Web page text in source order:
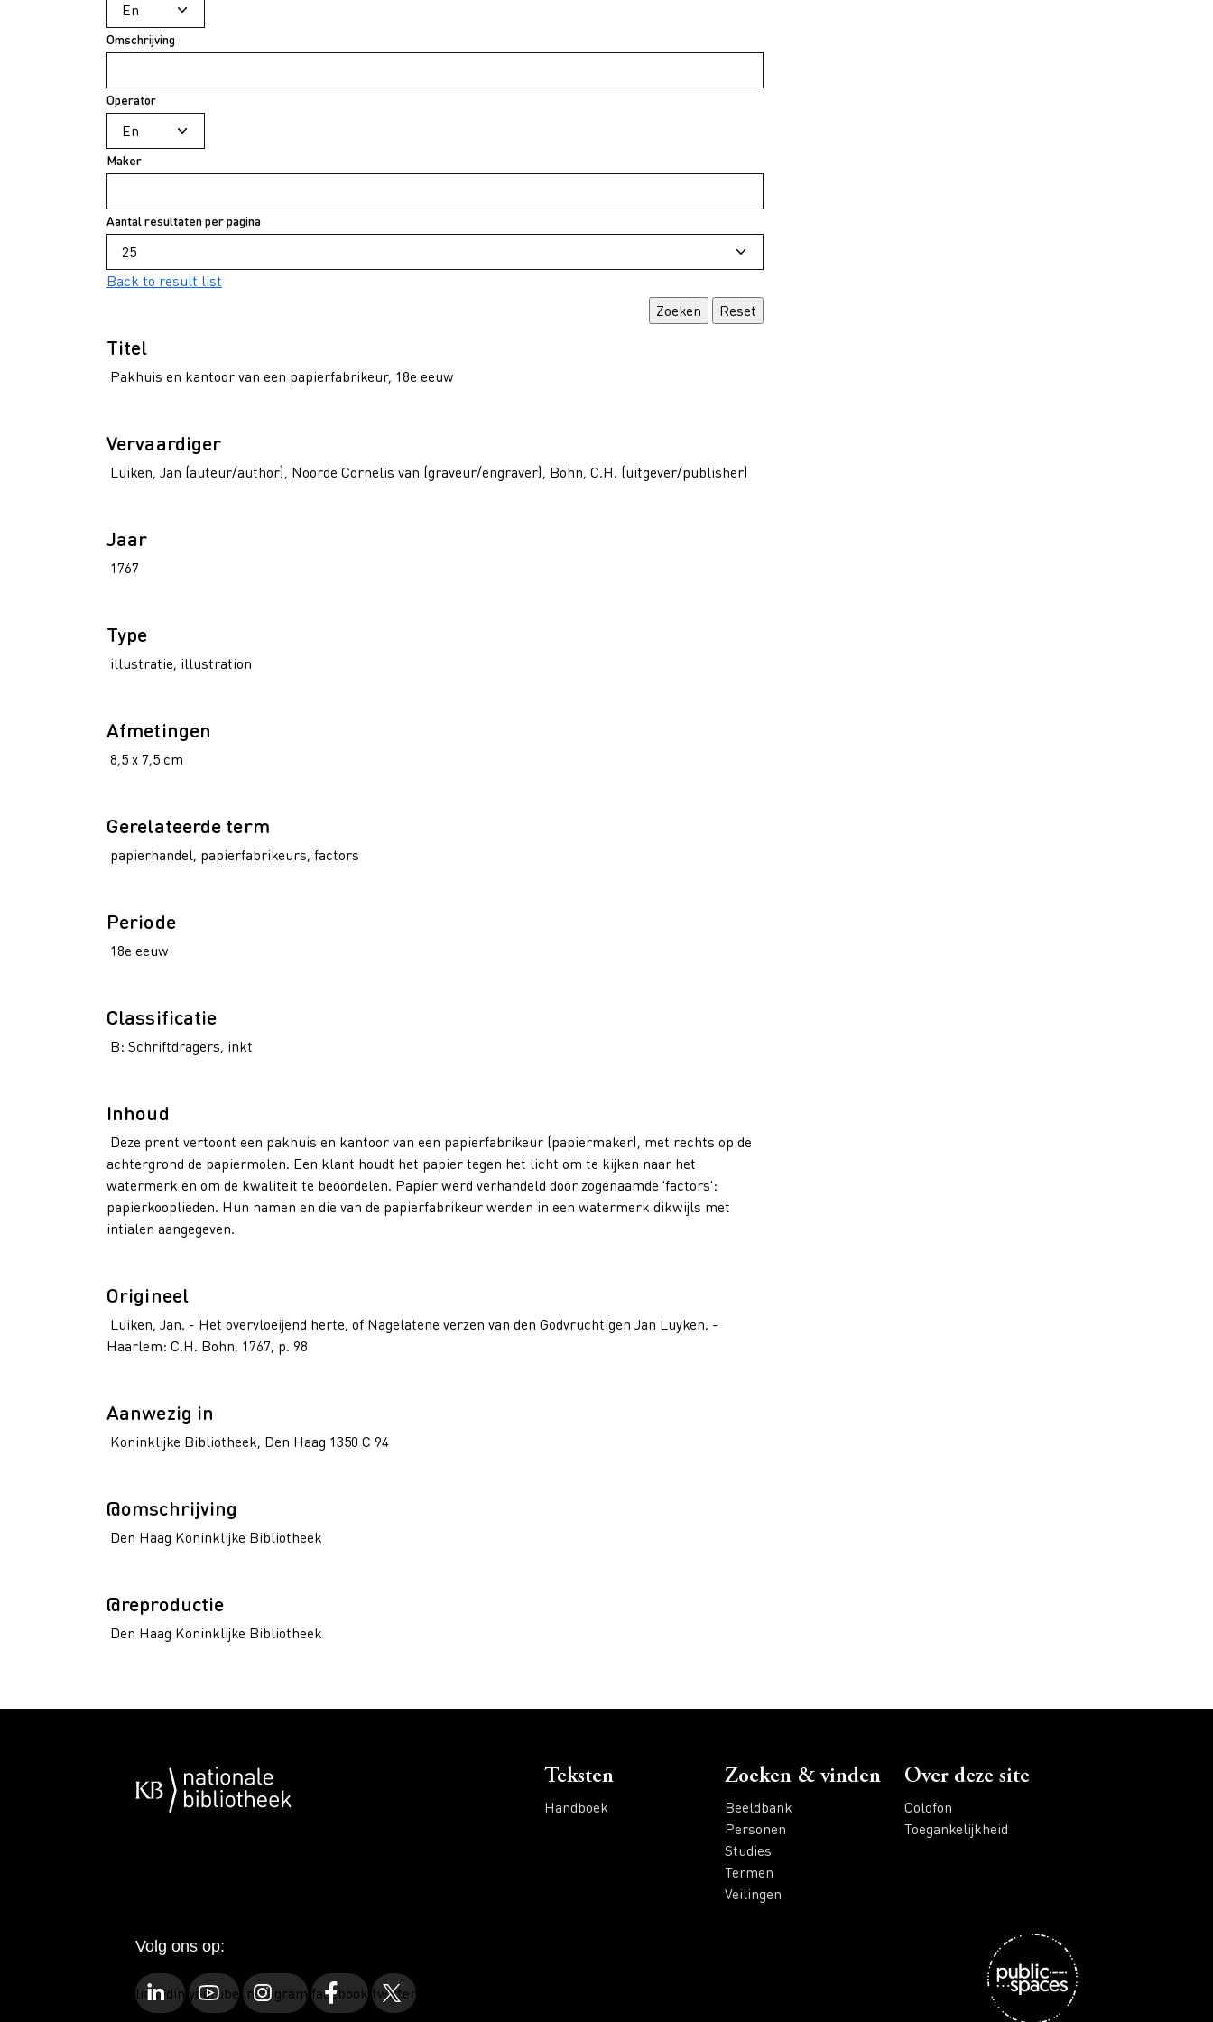
Omschrijving
Operator
Maker
Aantal resultaten per pagina
Back to result list
Titel
Pakhuis en kantoor van een papierfabrikeur, 18e eeuw
Vervaardiger
Luiken, Jan (auteur/author), Noorde Cornelis van (graveur/engraver), Bohn, C.H. (uitgever/publisher)
Jaar
1767
Type
illustratie, illustration
Afmetingen
8,5 x 7,5 cm
Gerelateerde term
papierhandel, papierfabrikeurs, factors
Periode
18e eeuw
Classificatie
B: Schriftdragers, inkt
Inhoud
Deze prent vertoont een pakhuis en kantoor van een papierfabrikeur (papiermaker), met rechts op de
achtergrond de papiermolen. Een klant houdt het papier tegen het licht om te kijken naar het
watermerk en om de kwaliteit te beoordelen. Papier werd verhandeld door zogenaamde 'factors':
papierkooplieden. Hun namen en die van de papierfabrikeur werden in een watermerk dikwijls met
intialen aangegeven.
Origineel
Luiken, Jan. - Het overvloeijend herte, of Nagelatene verzen van den Godvruchtigen Jan Luyken. -
Haarlem: C.H. Bohn, 1767, p. 98
Aanwezig in
Koninklijke Bibliotheek, Den Haag 1350 C 94
@omschrijving
Den Haag Koninklijke Bibliotheek
@reproductie
Den Haag Koninklijke Bibliotheek
Voet
Teksten
Handboek
Zoeken & vinden
Beeldbank
Personen
Studies
Termen
Veilingen
Over deze site
Colofon
Toegankelijkheid
Volg ons op:
linkedinyoutubeinstagramfacebooktwitter